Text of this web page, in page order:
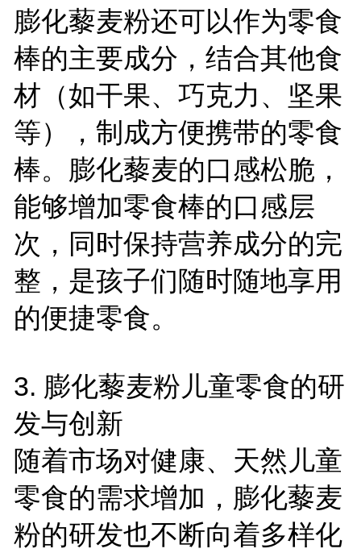
膨化藜麦粉还可以作为零食
棒的主要成分，结合其他食
材（如干果、巧克力、坚果
等），制成方便携带的零食
棒。膨化藜麦的口感松脆，
能够增加零食棒的口感层
次，同时保持营养成分的完
整，是孩子们随时随地享用
的便捷零食。
3. 膨化藜麦粉儿童零食的研
发与创新
随着市场对健康、天然儿童
零食的需求增加，膨化藜麦
粉的研发也不断向着多样化